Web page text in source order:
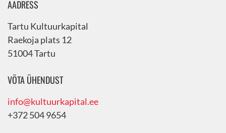
AADRESS
Tartu Kultuurkapital
Raekoja plats 12
51004 Tartu
VÕTA ÜHENDUST
info@kultuurkapital.ee
+372 504 9654